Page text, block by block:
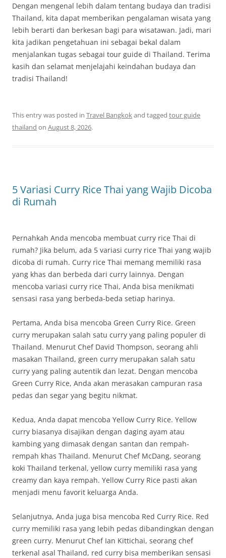
Dengan mengenal lebih dalam tentang budaya dan tradisi
Thailand, kita dapat memberikan pengalaman wisata yang
lebih berarti dan berkesan bagi para wisatawan. Jadi, mari
kita jadikan pengetahuan ini sebagai bekal dalam
menjalankan tugas sebagai tour guide di Thailand. Terima
kasih dan selamat menjelajahi keindahan budaya dan
tradisi Thailand!
This entry was posted in Travel Bangkokand tagged tour guide
thailand on August 8, 2026.
5 Variasi Curry Rice Thai yang Wajib Dicoba
di Rumah
Pernahkah Anda mencoba membuat curry rice Thai di
rumah? Jika belum, ada 5 variasi curry rice Thai yang wajib
dicoba di rumah. Curry rice Thai memang memiliki rasa
yang khas dan berbeda dari curry lainnya. Dengan
mencoba variasi curry rice Thai, Anda bisa menikmati
sensasi rasa yang berbeda-beda setiap harinya.
Pertama, Anda bisa mencoba Green Curry Rice. Green
curry merupakan salah satu curry yang paling populer di
Thailand. Menurut Chef David Thompson, seorang ahli
masakan Thailand, green curry merupakan salah satu
curry yang paling autentik dan lezat. Dengan mencoba
Green Curry Rice, Anda akan merasakan campuran rasa
pedas dan segar yang begitu nikmat.
Kedua, Anda dapat mencoba Yellow Curry Rice. Yellow
curry biasanya disajikan dengan daging ayam atau
kambing yang dimasak dengan santan dan rempah-
rempah khas Thailand. Menurut Chef McDang, seorang
koki Thailand terkenal, yellow curry memiliki rasa yang
creamy dan kaya rempah. Yellow Curry Rice pasti akan
menjadi menu favorit keluarga Anda.
Selanjutnya, Anda juga bisa mencoba Red Curry Rice. Red
curry memiliki rasa yang lebih pedas dibandingkan dengan
green curry. Menurut Chef Ian Kittichai, seorang chef
terkenal asal Thailand, red curry bisa memberikan sensasi